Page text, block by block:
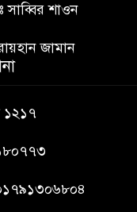
সুযোগ দেওয়ায়
সাব্বির শাওন
জামান
১২১৭